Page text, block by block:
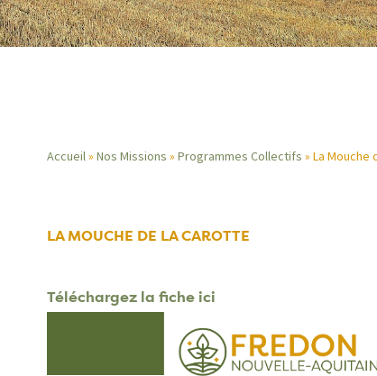
d'Ariane
Accueil Nos Missions Programmes Collectifs La Mouche
LA MOUCHE DE LA CAROTTE
Téléchargez la fiche ici